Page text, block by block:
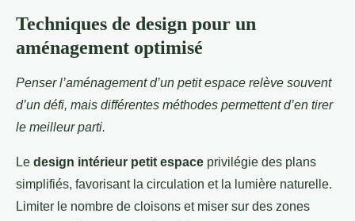
Techniques de design pour un
aménagement optimisé
Penser l’aménagement d’un petit espace relève souvent
d’un défi, mais différentes méthodes permettent d’en tirer
le meilleur parti.
Le design intérieur petit espace privilégie des plans
simplifiés, favorisant la circulation et la lumière naturelle.
Limiter le nombre de cloisons et miser sur des zones